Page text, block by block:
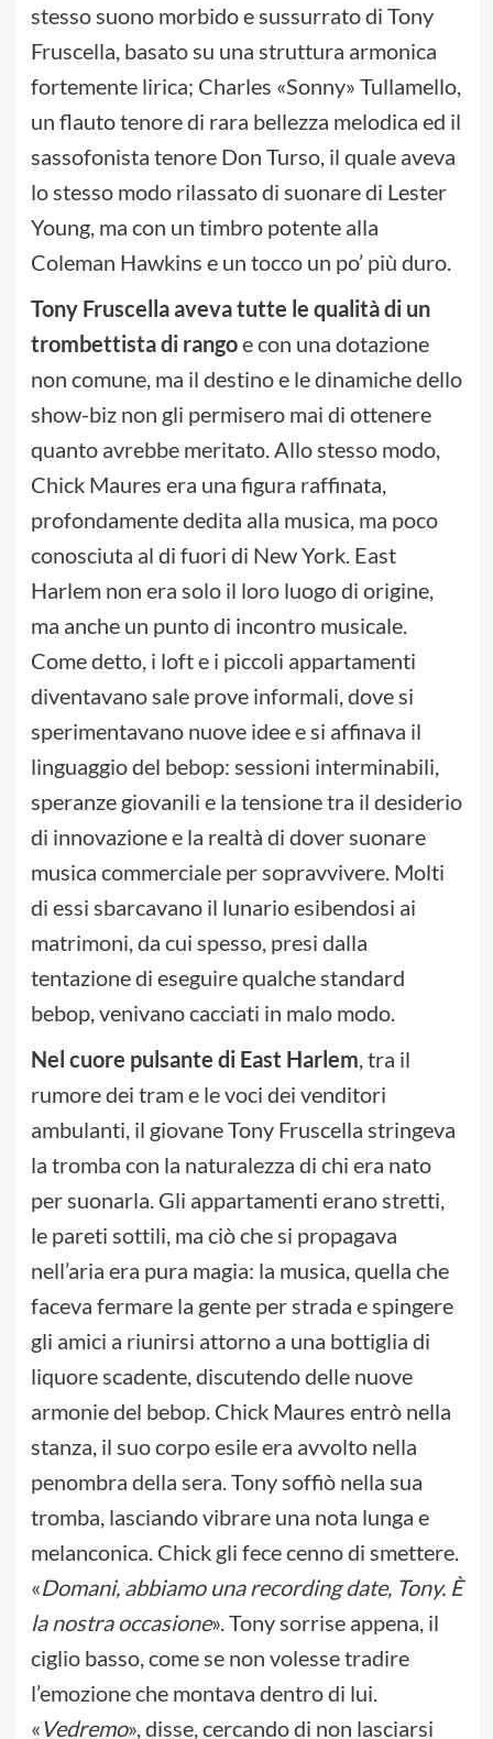
stesso suono morbido e sussurrato di Tony
Fruscella, basato su una struttura armonica
fortemente lirica; Charles «Sonny» Tullamello,
un flauto tenore di rara bellezza melodica ed il
sassofonista tenore Don Turso, il quale aveva
lo stesso modo rilassato di suonare di Lester
Young, ma con un timbro potente alla
Coleman Hawkins e un tocco un po’ più duro.
Tony Fruscella aveva tutte le qualità di un
trombettista di rangoe con una dotazione
non comune, ma il destino e le dinamiche dello
show-biz non gli permisero mai di ottenere
quanto avrebbe meritato. Allo stesso modo,
Chick Maures era una figura raffinata,
profondamente dedita alla musica, ma poco
conosciuta al di fuori di New York. East
Harlem non era solo il loro luogo di origine,
ma anche un punto di incontro musicale.
Come detto, i loft e i piccoli appartamenti
diventavano sale prove informali, dove si
sperimentavano nuove idee e si affinava il
linguaggio del bebop: sessioni interminabili,
speranze giovanili e la tensione tra il desiderio
di innovazione e la realtà di dover suonare
musica commerciale per sopravvivere. Molti
di essi sbarcavano il lunario esibendosi ai
matrimoni, da cui spesso, presi dalla
tentazione di eseguire qualche standard
bebop, venivano cacciati in malo modo.
Nel cuore pulsante di East Harlem , tra il
rumore dei tram e le voci dei venditori
ambulanti, il giovane Tony Fruscella stringeva
la tromba con la naturalezza di chi era nato
per suonarla. Gli appartamenti erano stretti,
le pareti sottili, ma ciò che si propagava
nell’aria era pura magia: la musica, quella che
faceva fermare la gente per strada e spingere
gli amici a riunirsi attorno a una bottiglia di
liquore scadente, discutendo delle nuove
armonie del bebop. Chick Maures entrò nella
stanza, il suo corpo esile era avvolto nella
penombra della sera. Tony soffiò nella sua
tromba, lasciando vibrare una nota lunga e
melanconica. Chick gli fece cenno di smettere.
«Domani, abbiamo una recording date, Tony. È
la nostra occasione». Tony sorrise appena, il
ciglio basso, come se non volesse tradire
l’emozione che montava dentro di lui.
«Vedremo», disse, cercando di non lasciarsi